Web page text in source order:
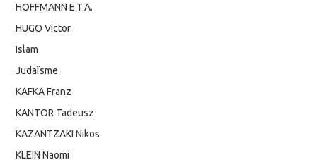
HOFFMANN E.T.A.
HUGO Victor
Islam
Judaïsme
KAFKA Franz
KANTOR Tadeusz
KAZANTZAKI Nikos
KLEIN Naomi